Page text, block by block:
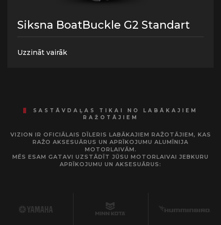
Siksna BoatBuckle G2 Standart
Uzzināt vairāk
SASTĀVDAĻAS TIKAI NO LABĀKAJIEM
RAŽOTĀJIEM
VIZION IR OFICIĀLAIS DĪLERIS LABĀKAJIEM RAŽOTĀJIEM, KAS
RAŽO AKSESUĀRUS UN APRĪKOJUMU ALUMĪNIJA
MOTORLAIVĀM.
MĒS ESAM GATAVI UZSTĀDĪT JŪSU MOTORLAIVAI JEBKURU
APRĪKOJUMU UN AKSESUĀRUS: